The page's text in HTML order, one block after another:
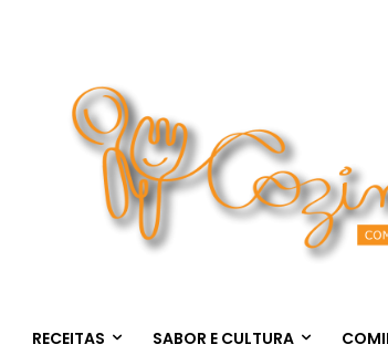
RECEITAS SABOR E CULTURA